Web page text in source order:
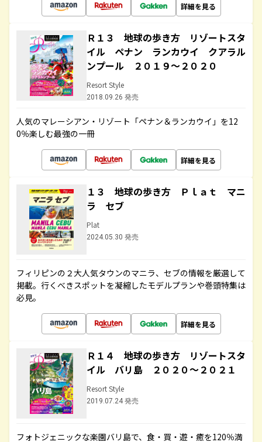
詳細を見る
Ｒ１３ 地球の歩き方 リゾートスタ
イル ペナン ランカウイ クアラル
ンプール ２０１９～２０２０
Resort Style
2018.09.26 発売
人気のマレーシアン・リゾート「ペナン＆ランカウイ」を12
0％楽しむ最強の一冊
詳細を見る
１３ 地球の歩き方 Ｐｌａｔ マニ
ラ セブ
Plat
2024.05.30 発売
フィリピンの２大人気タウンのマニラ、セブの情報を厳選して
掲載。行くべきスポットを凝縮したモデルプランや巻頭特集は
必見。
詳細を見る
Ｒ１４ 地球の歩き方 リゾートスタ
イル バリ島 ２０２０～２０２１
Resort Style
2019.07.24 発売
フォトジェニックな楽園バリ島で、食・買・遊・癒を120％満